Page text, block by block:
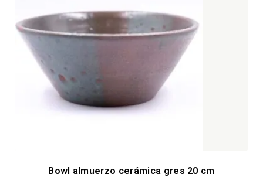
Bowl almuerzo cerámica gres 20 cm